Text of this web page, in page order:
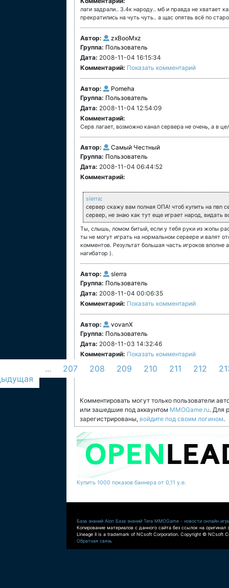
лаги задрали.. 3.4к народу.. мб и правда не хватает
прекратились на чуть чуть.. а щас опятвь всё по
Автор:
zxBooMxz
Группа: Пользователь
Дата: 2008-11-04 16:15:34
Комментарий: Показать комментарий
Автор:
Pomeha
Группа: Пользователь
Дата: 2008-11-04 12:54:09
Комментарий:
Серв лагает, возможно канал сервера не очень, а в
Автор:
Самый Честный
Группа: Пользователь
Дата: 2008-11-04 06:44:52
Комментарий:
slerra:
сервер скажу вам полная ОПА! чтоб купить на пвп
сервер, не знаю как тут еще играет народ, видать
Ты, слышь, ломом битый, если у тебя руки из жопы
ты не могут играть на нормальном сервере и валят
комментов. Результат большая часть игроков
нагибатор ).
Автор:
slerra
Группа: Пользователь
Дата: 2008-11-04 00:06:35
Комментарий: Показать комментарий
Автор:
vovanX
Группа: Пользователь
Дата: 2008-11-03 14:32:46
Комментарий: Показать комментарий
... 207 208 209 210 211 212
Комментировать могут только пользователи
или зашедшие под аккаунтом MMOGame.ru. Для
зарегистрированы, войдите под своим логином.
Купить 1000 показов баннера от 0,11 у.е.
База знаний Aion База знаний Tera MMOGame - новости онлайн
Копирование материалов с данного сайта без ссылок на оригинал
Lineage II is a trademark of NCsoft Corporation. Copyright © NCsoft
Обратная связь